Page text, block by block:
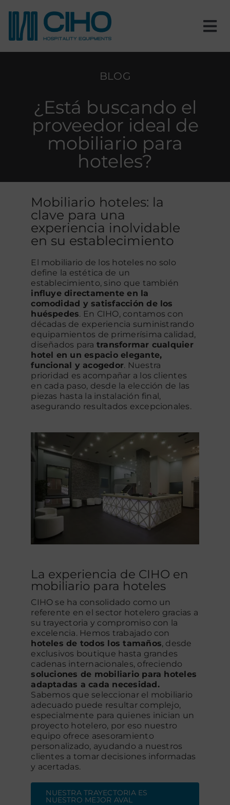
contenido
Productos
Blog
Contacto
BLOG
¿Está buscando el
proveedor ideal de
mobiliario para
hoteles?
Mobiliario hoteles: la
clave para una
experiencia inolvidable
en su establecimiento
El mobiliario de los hoteles no solo
define la estética de un
establecimiento, sino que también
influye directamente en la
comodidad y satisfacción de los
huéspedes. En CIHO, contamos con
décadas de experiencia suministrando
equipamientos de primerísima calidad,
diseñados para transformar cualquier
hotel en un espacio elegante,
funcional y acogedor. Nuestra
prioridad es acompañar a los clientes
en cada paso, desde la elección de las
piezas hasta la instalación final,
asegurando resultados excepcionales.
La experiencia de CIHO en
mobiliario para hoteles
CIHO se ha consolidado como un
referente en el sector hotelero gracias a
su trayectoria y compromiso con la
excelencia. Hemos trabajado con
hoteles de todos los tamaños, desde
exclusivos boutique hasta grandes
cadenas internacionales, ofreciendo
soluciones de mobiliario para hoteles
adaptadas a cada necesidad.
Sabemos que seleccionar el mobiliario
adecuado puede resultar complejo,
especialmente para quienes inician un
proyecto hotelero, por eso nuestro
equipo ofrece asesoramiento
personalizado, ayudando a nuestros
clientes a tomar decisiones informadas
y acertadas.
NUESTRA TRAYECTORIA ES
NUESTRO MEJOR AVAL